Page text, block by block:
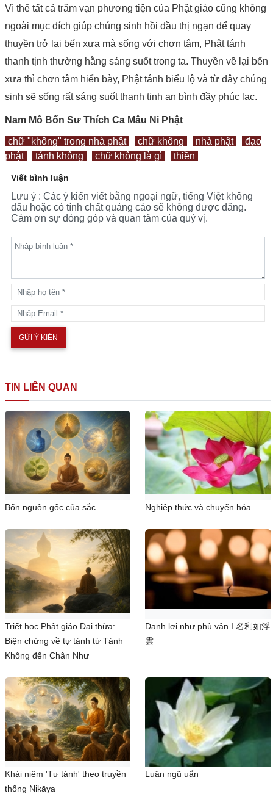
Vì thế tất cả trăm vạn phương tiện của Phật giáo cũng không
ngoài mục đích giúp chúng sinh hồi đầu thị ngạn để quay
thuyền trở lại bến xưa mà sống với chơn tâm, Phật tánh
thanh tịnh thường hằng sáng suốt trong ta. Thuyền về lại bến
xưa thì chơn tâm hiển bày, Phật tánh biểu lộ và từ đây chúng
sinh sẽ sống rất sáng suốt thanh tịnh an bình đầy phúc lạc.
Nam Mô Bổn Sư Thích Ca Mâu Ni Phật
chữ "không" trong nhà phật chữ không nhà phật
đạo
phật
tánh không chữ không là gì thiền
Viết bình luận
Lưu ý : Các ý kiến viết bằng ngoại ngữ, tiếng Việt không
dấu hoặc có tính chất quảng cáo sẽ không được đăng.
Cám ơn sự đóng góp và quan tâm của quý vị.
TIN LIÊN QUAN
Bốn nguồn gốc của sắc Nghiệp thức và chuyển hóa
Triết học Phật giáo Đại thừa:
Biện chứng về tự tánh từ Tánh
Không đến Chân Như
Danh lợi như phù vân I 名利如浮
雲
Khái niệm 'Tự tánh' theo truyền
thống Nikāya
Luận ngũ uẩn